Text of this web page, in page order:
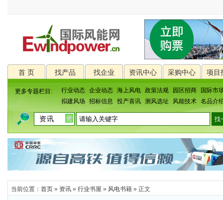
首 页 找产品 找企业 资讯中心 采购中心 项目
更多专题栏目: 行业动态 企业动态 海上风电 政策法规 园区招商
国际市
拟建风场
招标信息 投产喜讯 测风选址 风能技术 名品介
当前位置： 首页 » 资讯 » 行业书屋 » 风电书籍 » 正文